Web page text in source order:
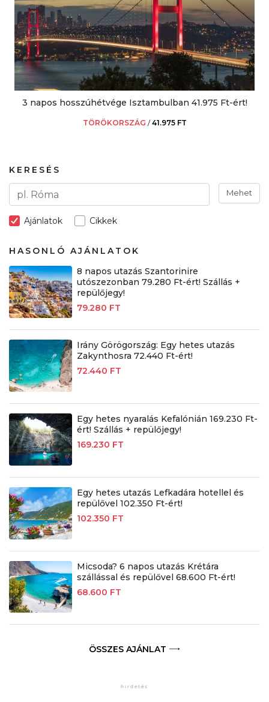
3 napos hosszúhétvége Isztambulban 41.975 Ft-ért!
TÖRÖKORSZÁG /41.975 FT
KERESÉS
Mehet
Ajánlatok Cikkek
HASONLÓ AJÁNLATOK
8 napos utazás Szantorinire
utószezonban 79.280 Ft-ért! Szállás +
repülőjegy!
79.280 FT
Irány Görögország: Egy hetes utazás
Zakynthosra 72.440 Ft-ért!
72.440 FT
Egy hetes nyaralás Kefalónián 169.230 Ft-
ért! Szállás + repülőjegy!
169.230 FT
Egy hetes utazás Lefkadára hotellel és
repülővel 102.350 Ft-ért!
102.350 FT
Micsoda? 6 napos utazás Krétára
szállással és repülővel 68.600 Ft-ért!
68.600 FT
ÖSSZES AJÁNLAT